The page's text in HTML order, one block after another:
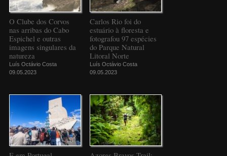
O Clube dos Corvos
nas arribas do Cabo
Espichel e outras
imagens singulares da
natureza
Luís Octávio Costa
09.05.2023
Carlos Rio foi do
estuário à floresta e
fotografou 97 espécies
do Parque Natural
Litoral Norte
Luís Octávio Costa
09.05.2023